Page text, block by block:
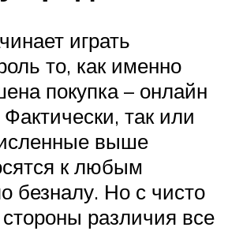
играть
то, как именно
покупка – онлайн
так или
выше
к любым
безналу. Но с чисто
различия все